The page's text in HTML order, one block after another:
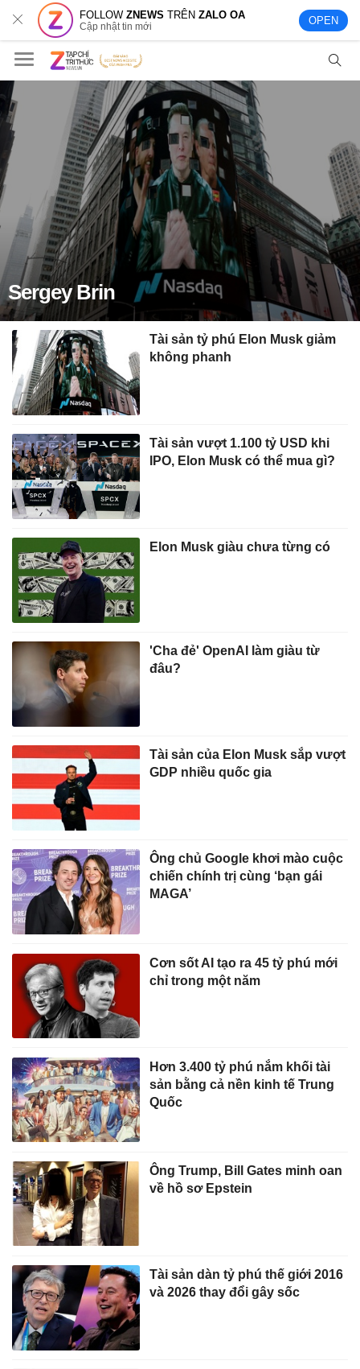
FOLLOWZNEWS TRÊNZALO OA
Cập nhật tin mới OPEN
Sergey Brin
Tài sản tỷ phú Elon Musk giảm
không phanh
Tài sản vượt 1.100 tỷ USD khi
IPO, Elon Musk có thể mua gì?
Elon Musk giàu chưa từng có
'Cha đẻ' OpenAI làm giàu từ
đâu?
Tài sản của Elon Musk sắp vượt
GDP nhiều quốc gia
Ông chủ Google khơi mào cuộc
chiến chính trị cùng ‘bạn gái
MAGA’
Cơn sốt AI tạo ra 45 tỷ phú mới
chỉ trong một năm
Hơn 3.400 tỷ phú nắm khối tài
sản bằng cả nền kinh tế Trung
Quốc
Ông Trump, Bill Gates minh oan
về hồ sơ Epstein
Tài sản dàn tỷ phú thế giới 2016
và 2026 thay đổi gây sốc